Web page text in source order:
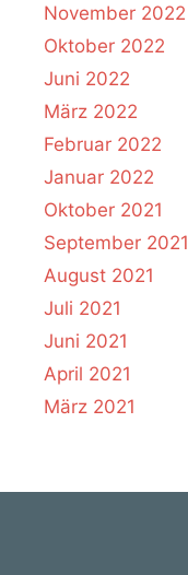
November 2022
Oktober 2022
Juni 2022
März 2022
Februar 2022
Januar 2022
Oktober 2021
September 2021
August 2021
Juli 2021
Juni 2021
April 2021
März 2021